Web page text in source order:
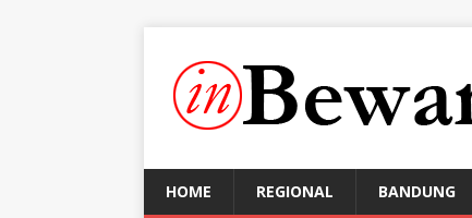
HOME REGIONAL BANDUNG